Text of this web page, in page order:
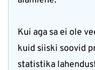
Kui aga sa ei ole
kuid siiski soovid
statistika